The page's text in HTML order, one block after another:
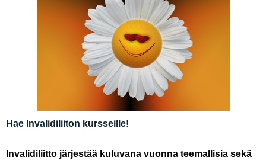
Hae Invalidiliiton kursseille!
Invalidiliitto järjestää kuluvana vuonna teemallisia sekä